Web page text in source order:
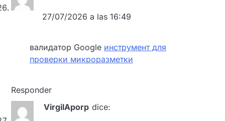
27/07/2026 a las 16:49
валидатор Google инструмент для
проверки микроразметки
Responder
VirgilAporp dice: